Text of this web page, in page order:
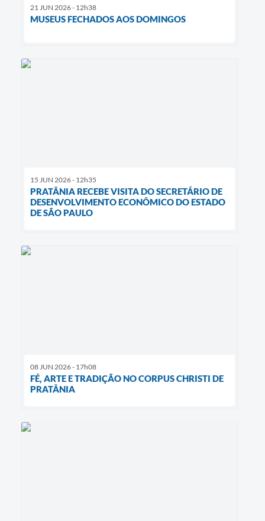
21 JUN 2026 - 12h38
MUSEUS FECHADOS AOS DOMINGOS
15 JUN 2026 - 12h35
PRATÂNIA RECEBE VISITA DO SECRETÁRIO DE
DESENVOLVIMENTO ECONÔMICO DO ESTADO
DE SÃO PAULO
08 JUN 2026 - 17h08
FÉ, ARTE E TRADIÇÃO NO CORPUS CHRISTI DE
PRATÂNIA